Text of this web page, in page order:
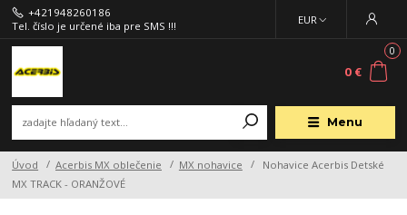
Menu
EUR
+421948260186
Tel. číslo je určené iba pre SMS !!!
0
0 €
Úvod Acerbis MX oblečenie MX nohavice
Nohavice Acerbis Detské
MX TRACK - ORANŽOVÉ